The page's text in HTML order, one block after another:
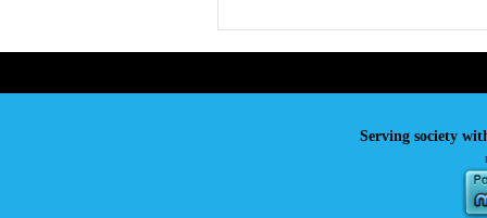
Serving society